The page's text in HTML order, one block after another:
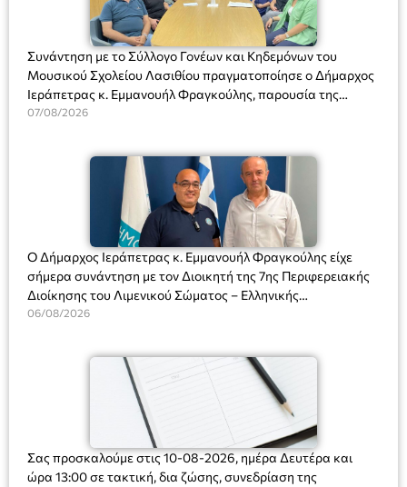
Συνάντηση με το Σύλλογο Γονέων και Κηδεμόνων του
Μουσικού Σχολείου Λασιθίου πραγματοποίησε ο Δήμαρχος
Ιεράπετρας κ. Εμμανουήλ Φραγκούλης, παρουσία της
Διευθύντριας του σχολείου κας Μαριάννας Χαΐτα.
07/08/2026
Ο Δήμαρχος Ιεράπετρας κ. Εμμανουήλ Φραγκούλης είχε
σήμερα συνάντηση με τον Διοικητή της 7ης Περιφερειακής
Διοίκησης του Λιμενικού Σώματος – Ελληνικής
Ακτοφυλακής (Λ.Σ.-ΕΛ.ΑΚΤ.), Αρχιπλοίαρχο Λ.Σ. κ. Ιωάννη
06/08/2026
Σας προσκαλούμε στις 10-08-2026, ημέρα Δευτέρα και
ώρα 13:00 σε τακτική, δια ζώσης, συνεδρίαση της